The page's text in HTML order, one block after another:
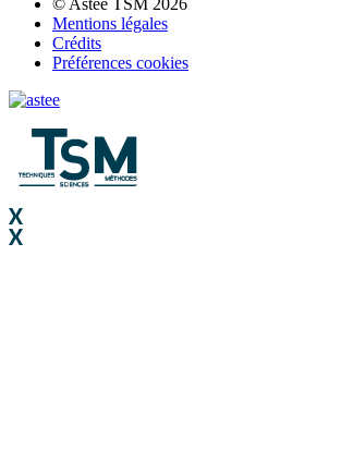
© Astee TSM 2026
Mentions légales
Crédits
Préférences cookies